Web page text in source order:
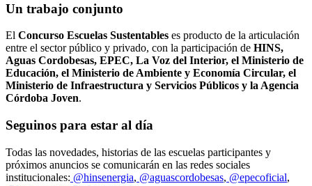
Un trabajo conjunto
El Concurso Escuelas Sustentables es producto de la articulación
entre el sector público y privado, con la participación de HINS,
Aguas Cordobesas, EPEC, La Voz del Interior, el Ministerio de
Educación, el Ministerio de Ambiente y Economía Circular, el
Ministerio de Infraestructura y Servicios Públicos y la Agencia
Córdoba Joven.
Seguinos para estar al día
Todas las novedades, historias de las escuelas participantes y
próximos anuncios se comunicarán en las redes sociales
institucionales: @hinsenergia, @aguascordobesas, @epecoficial,